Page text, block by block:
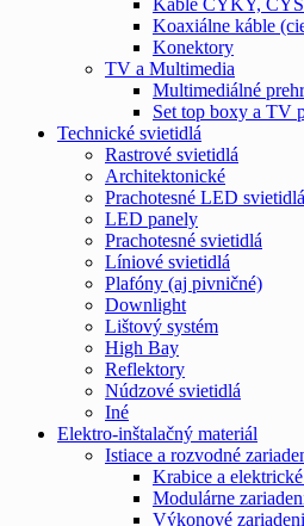
Koaxiálne káble
Konektory
TV a Multimedia
Multimediálné
Set top boxy a TV
Technické svietidlá
Rastrové svietidlá
Architektonické
Prachotesné LED svietidlá
LED panely
Prachotesné svietidlá
Líniové svietidlá
Plafóny (aj pivničné)
Downlight
Lištový systém
High Bay
Reflektory
Núdzové svietidlá
Iné
Elektro-inštalačný materiál
Istiace a rozvodné
Krabice a
Modulárne
Výkonové